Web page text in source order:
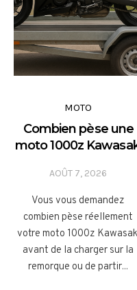
MOTO
Combien pèse une
moto 1000z
AOÛT 7, 2026
Vous vous demandez
combien pèse réellement
votre moto 1000z
avant de la charger sur la
remorque ou de partir...